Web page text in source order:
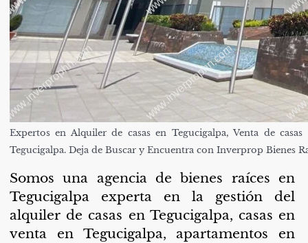
Expertos en Alquiler de casas en Tegucigalpa, Venta de
Tegucigalpa. Deja de Buscar y Encuentra con Inverprop Bienes
Somos una agencia de bienes raíces en
Tegucigalpa experta en la gestión del
alquiler de casas en Tegucigalpa, casas en
venta en Tegucigalpa, apartamentos en